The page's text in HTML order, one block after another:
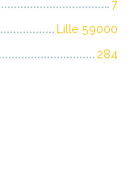
7
Lille 59000
284